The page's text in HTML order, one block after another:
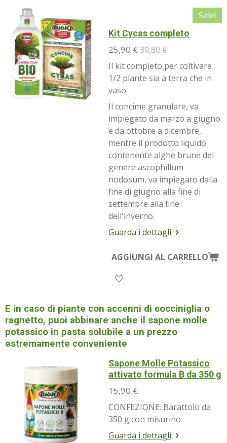
Sale!
Kit Cycas completo
25,90 €30,80 €
Il kit completo per coltivare
1/2 piante sia a terra che in
vaso.
Il concime granulare, va
impiegato da marzo a giugno
e da ottobre a dicembre,
mentre il prodotto liquido
contenente alghe brune del
genere ascophillum
nodosum, va impiegato dalla
fine di giugno alla fine di
settembre alla fine
dell'inverno.
Guarda i dettagli
AGGIUNGI AL CARRELLO
E in caso di piante con accenni di cocciniglia o
ragnetto, puoi abbinare anche il sapone molle
potassico in pasta solubile a un prezzo
estremamente conveniente
Sapone Molle Potassico
attivato formula B da 350 g
15,90 €
CONFEZIONE: Barattolo da
350 g con misurino
Guarda i dettagli